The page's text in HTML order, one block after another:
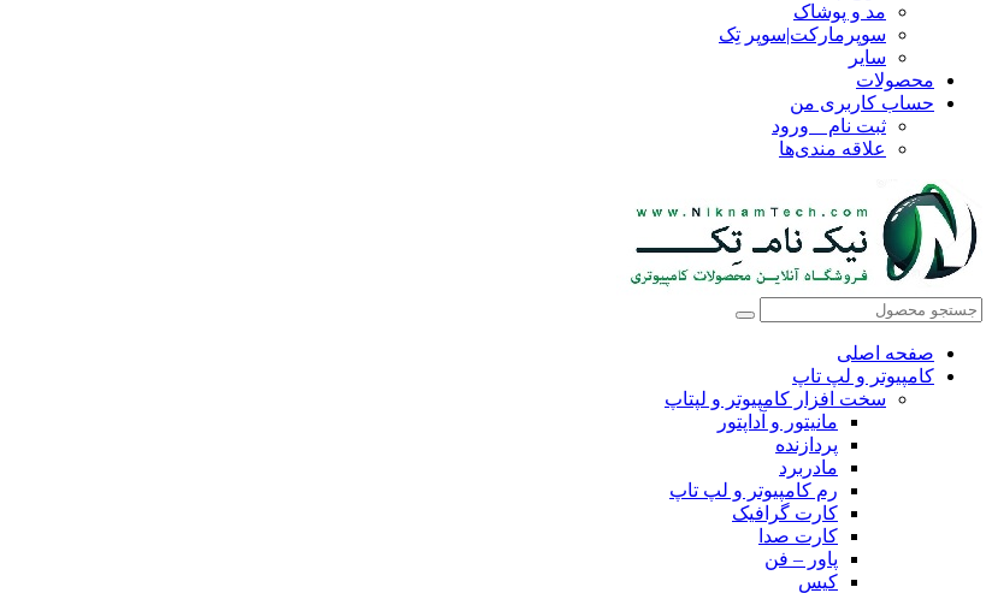
مد و پوشاک
سوپرمارکت|سوپر تِک
سایر
محصولات
حساب کاربری من
ثبت نام _ ورود
علاقه مندی‌ها
صفحه اصلی
کامپیوتر و‌‌‌‌‌ لپ تاپ
سخت افزار کامپیوتر و لپتاپ
مانیتور و آداپتور
پردازنده
مادربرد
رم کامپیوتر و لپ تاپ
کارت گرافیک
کارت صدا
پاور – فن
کیس